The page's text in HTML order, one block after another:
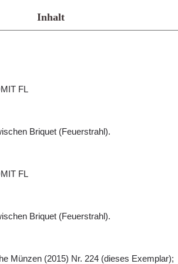
Inhalt
FL
Briquet (Feuerstrahl).
FL
Briquet (Feuerstrahl).
Münzen (2015) Nr. 224 (dieses Exemplar);